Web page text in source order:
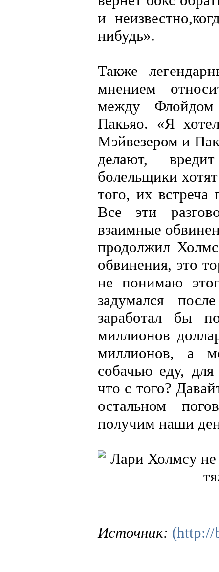
и
нибудь».
Также
мнением
между
Пакьяо. «Я
Мэйвезером и
делают,
болельщики
того, их встреча
Все эти
взаимные
продолжил
обвинения, это
не понимаю
задумался
заработал бы
миллионов
миллионов, а
собачью еду, для
что с того?
остальном
получим наши
Источник: (http://